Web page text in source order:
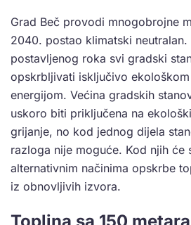
Grad Beč provodi mnogobrojne
2040. postao klimatski
postavljenog roka svi gradski
opskrbljivati isključivo
energijom. Većina gradskih
uskoro biti priključena na
grijanje, no kod jednog dijela
razloga nije moguće. Kod njih će
alternativnim načinima opskrbe
iz obnovljivih izvora.